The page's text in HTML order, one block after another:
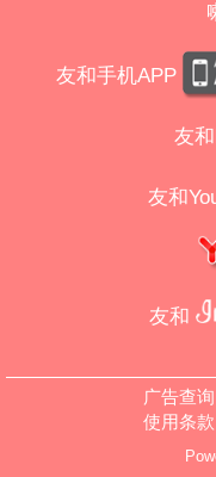
友和手机APP
友
友和
友和
广告查询
使用条款